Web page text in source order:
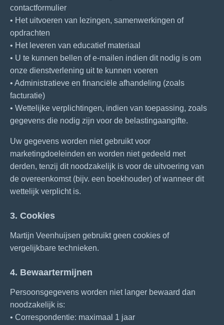
contactformulier
• Het uitvoeren van lezingen, samenwerkingen of
opdrachten
• Het leveren van educatief materiaal
• U te kunnen bellen of e-mailen indien dit nodig is om
onze dienstverlening uit te kunnen voeren
• Administratieve en financiële afhandeling (zoals
facturatie)
• Wettelijke verplichtingen, indien van toepassing, zoals
gegevens die nodig zijn voor de belastingaangifte.
Uw gegevens worden niet gebruikt voor
marketingdoeleinden en worden niet gedeeld met
derden, tenzij dit noodzakelijk is voor de uitvoering van
de overeenkomst (bijv. een boekhouder) of wanneer dit
wettelijk verplicht is.
3. Cookies
Martijn Veenhuijsen gebruikt geen cookies of
vergelijkbare technieken.
4. Bewaartermijnen
Persoonsgegevens worden niet langer bewaard dan
noodzakelijk is:
• Correspondentie: maximaal 1 jaar